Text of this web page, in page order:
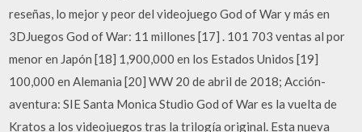
reseñas, lo mejor y peor del videojuego God of War y más en
3DJuegos God of War: 11 millones [17] . 101 703 ventas al por
menor en Japón [18] 1,900,000 en los Estados Unidos [19]
100,000 en Alemania [20] WW 20 de abril de 2018; Acción-
aventura: SIE Santa Monica Studio God of War es la vuelta de
Kratos a los videojuegos tras la trilogía original. Esta nueva